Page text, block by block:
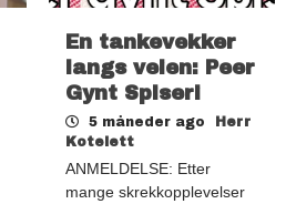
En tankevekker
langs veien: Peer
Gynt Spiseri
5 måneder ago
Herr
Kotelett
ANMELDELSE: Etter
mange skrekkopplevelser